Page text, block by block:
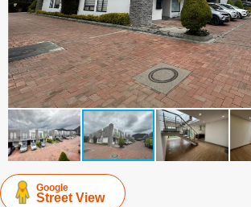
Google
Street View